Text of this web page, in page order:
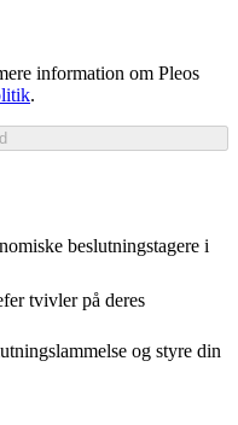
information om Pleos
.
beslutningstagere i
tvivler på deres
og styre din